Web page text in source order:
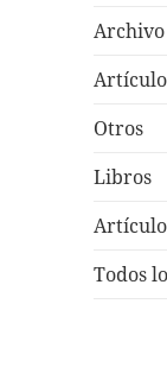
Otros
Libros
Todos